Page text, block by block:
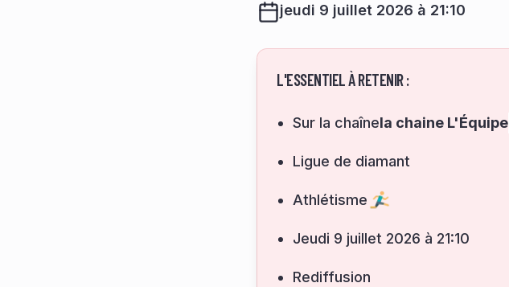
jeudi 9 juillet 2026 à 21:10
L'ESSENTIEL À RETENIR :
Sur la chaînela chaine L'Équipe
Ligue de diamant
Athlétisme
jeudi 9 juillet 2026 à 21:10
Rediffusion